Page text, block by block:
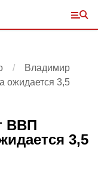
Владимир
ожидается 3,5
ВВП
3,5